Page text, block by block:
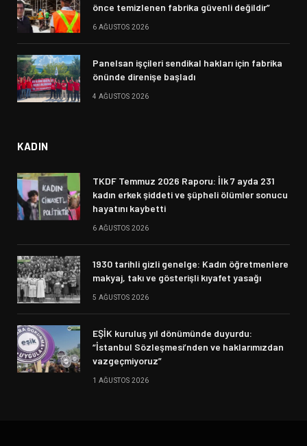
önce temizlenen fabrika güvenli değildir”
6 AĞUSTOS 2026
Panelsan işçileri sendikal hakları için fabrika
önünde direnişe başladı
4 AĞUSTOS 2026
KADIN
TKDF Temmuz 2026 Raporu: İlk 7 ayda 231
kadın erkek şiddeti ve şüpheli ölümler sonucu
hayatını kaybetti
6 AĞUSTOS 2026
1930 tarihli gizli genelge: Kadın öğretmenlere
makyaj, takı ve gösterişli kıyafet yasağı
5 AĞUSTOS 2026
EŞİK kuruluş yıl dönümünde duyurdu:
“İstanbul Sözleşmesi’nden ve haklarımızdan
vazgeçmiyoruz”
1 AĞUSTOS 2026